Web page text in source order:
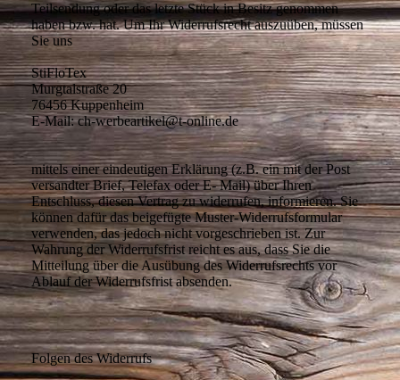
Teilsendung oder das letzte Stück in Besitz genommen
haben bzw. hat. Um Ihr Widerrufsrecht auszuüben, müssen
Sie uns
StiFloTex
Murgtalstraße 20
76456 Kuppenheim
E-Mail: ch-werbeartikel@t-online.de
mittels einer eindeutigen Erklärung (z.B. ein mit der Post
versandter Brief, Telefax oder E- Mail) über Ihren
Entschluss, diesen Vertrag zu widerrufen, informieren. Sie
können dafür das beigefügte Muster-Widerrufsformular
verwenden, das jedoch nicht vorgeschrieben ist. Zur
Wahrung der Widerrufsfrist reicht es aus, dass Sie die
Mitteilung über die Ausübung des Widerrufsrechts vor
Ablauf der Widerrufsfrist absenden.
Folgen des Widerrufs